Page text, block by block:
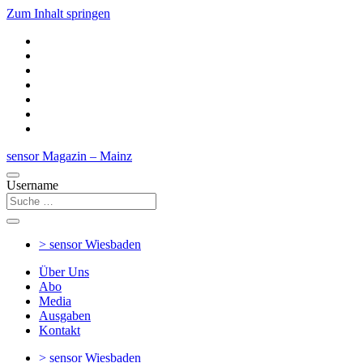
Zum Inhalt springen
sensor Magazin – Mainz
Username
> sensorWiesbaden
Über Uns
Abo
Media
Ausgaben
Kontakt
> sensorWiesbaden